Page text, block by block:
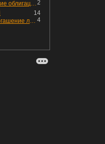
2
👌 Вместо вкладов: лучшие облигации — только супер надёжные
14
4
📺М.Видео: успешное погашение любимого флоатера